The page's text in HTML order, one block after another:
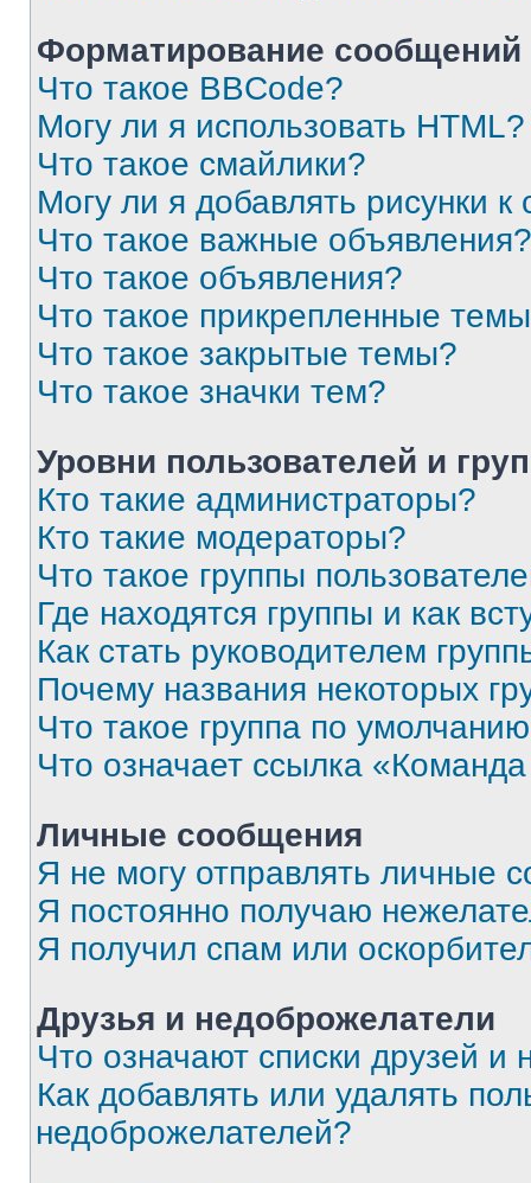
Форматирование
Что такое BBCode?
Могу ли я использовать HTML?
Что такое смайлики?
Могу ли я добавлять рисунки
Что такое важные объявления?
Что такое объявления?
Что такое прикрепленные
Что такое закрытые темы?
Что такое значки тем?
Уровни пользователей и
Кто такие администраторы?
Кто такие модераторы?
Что такое группы
Где находятся группы и как
Как стать руководителем
Почему названия некоторых
Что такое группа по
Что означает ссылка
Личные сообщения
Я не могу отправлять личные
Я постоянно получаю
Я получил спам или
Друзья и недоброжелатели
Что означают списки друзей и
Как добавлять или удалять
недоброжелателей?